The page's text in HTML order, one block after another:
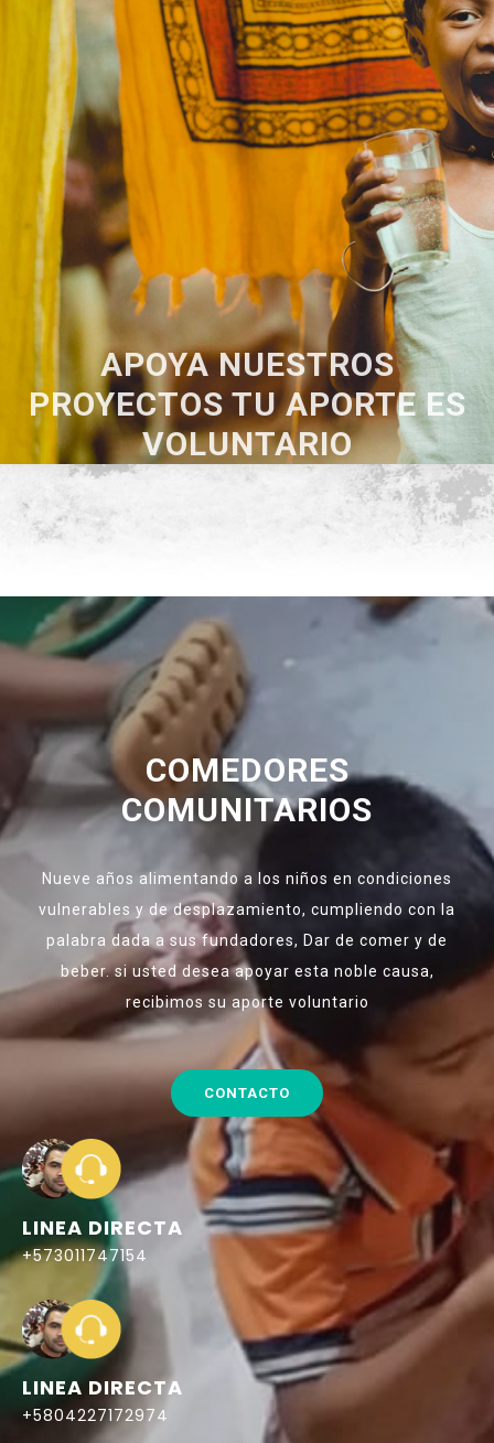
APOYA NUESTROS
PROYECTOS TU APORTE ES
VOLUNTARIO
COMEDORES
COMUNITARIOS
Nueve años alimentando a los niños en condiciones
vulnerables y de desplazamiento, cumpliendo con la
palabra dada a sus fundadores, Dar de comer y de
beber. si usted desea apoyar esta noble causa,
recibimos su aporte voluntario
CONTACTO
LINEA DIRECTA
+573011747154
LINEA DIRECTA
+5804227172974